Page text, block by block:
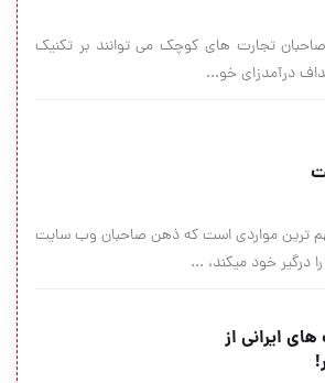
تجارت های کوچک می توانند بر تکنیک
درآمدزای خو...
ترین مواردی است که ذهن صاحبان وب سایت
درگیر خود میکند، ...
ایرانی از